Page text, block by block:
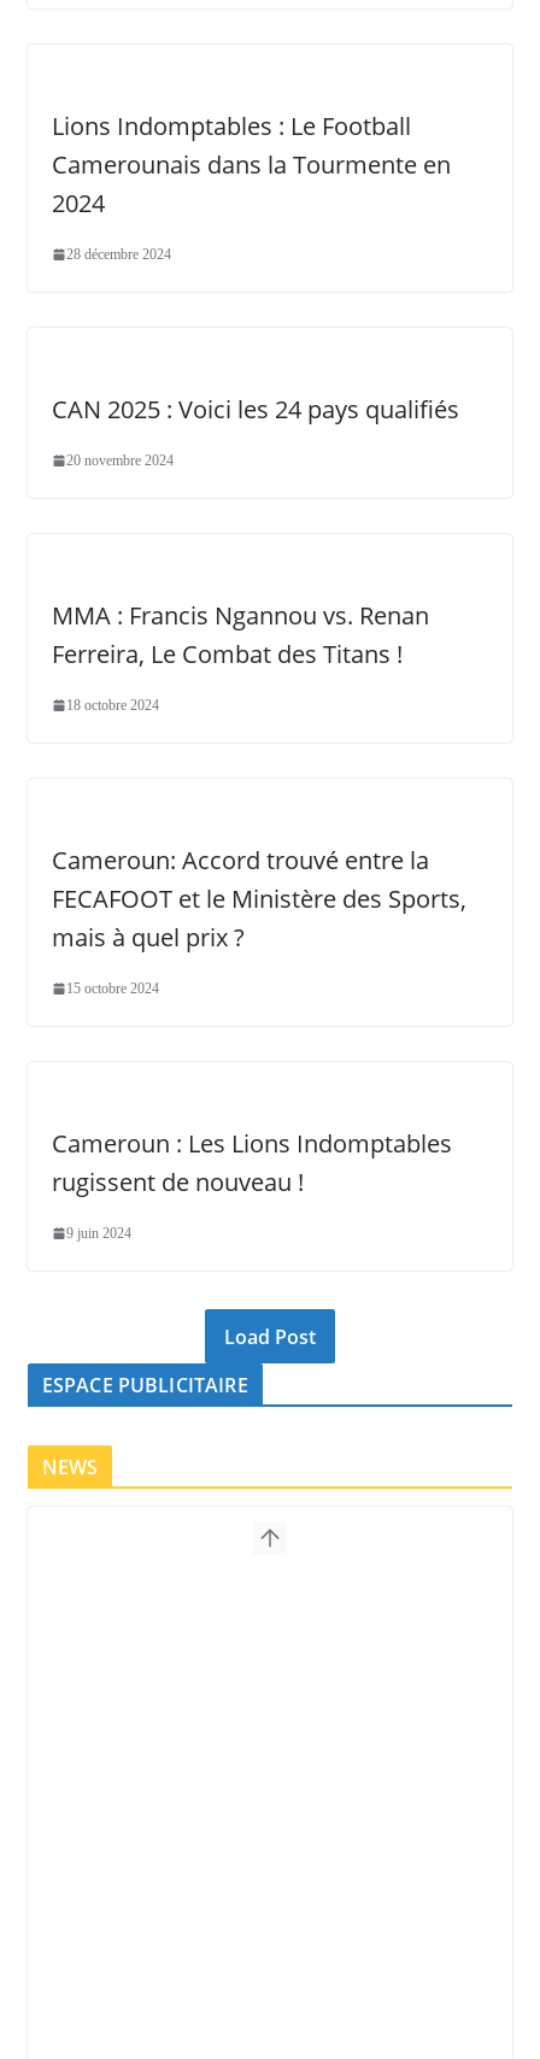
Lions Indomptables : Le Football
Camerounais dans la Tourmente en
2024
28 décembre 2024
CAN 2025 : Voici les 24 pays qualifiés
20 novembre 2024
MMA : Francis Ngannou vs. Renan
Ferreira, Le Combat des Titans !
18 octobre 2024
Cameroun: Accord trouvé entre la
FECAFOOT et le Ministère des Sports,
mais à quel prix ?
15 octobre 2024
Cameroun : Les Lions Indomptables
rugissent de nouveau !
9 juin 2024
Load Post
ESPACE PUBLICITAIRE
NEWS